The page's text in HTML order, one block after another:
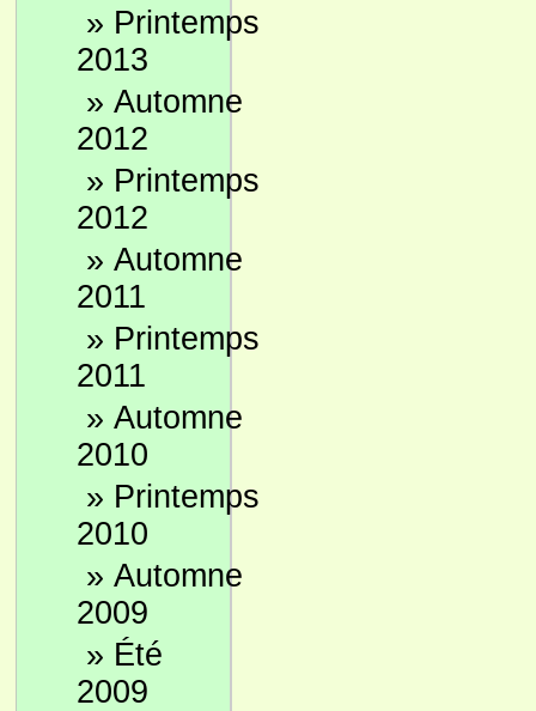
» Printemps
2013
» Automne
2012
» Printemps
2012
» Automne
2011
» Printemps
2011
» Automne
2010
» Printemps
2010
» Automne
2009
» Été
2009